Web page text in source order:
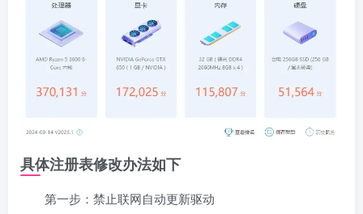
具体注册表修改办法如下
第一步：禁止联网自动更新驱动